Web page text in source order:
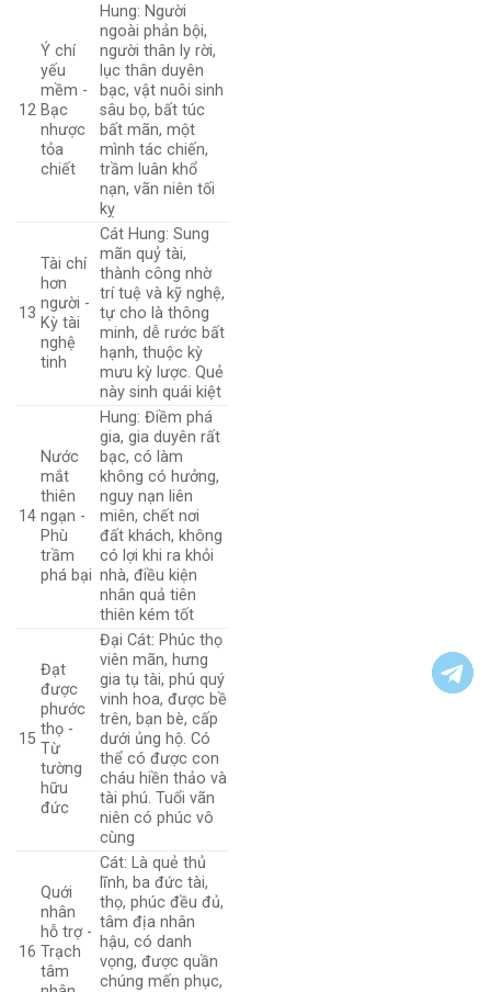
12
Ý chí
yếu
mềm -
Bạc
nhược
tỏa
chiết
Hung: Người
ngoài phản bội,
người thân ly rời,
lục thân duyên
bạc, vật nuôi sinh
sâu bọ, bất túc
bất mãn, một
mình tác chiến,
trầm luân khổ
nạn, vãn niên tối
kỵ
13
Tài chí
hơn
người -
Kỳ tài
nghệ
tinh
Cát Hung: Sung
mãn quỷ tài,
thành công nhờ
trí tuệ và kỹ nghệ,
tự cho là thông
minh, dễ rước bất
hạnh, thuộc kỳ
mưu kỳ lược. Quẻ
này sinh quái kiệt
14
Nước
mắt
thiên
ngạn -
Phù
trầm
phá bại
Hung: Điềm phá
gia, gia duyên rất
bạc, có làm
không có hưởng,
nguy nạn liên
miên, chết nơi
đất khách, không
có lợi khi ra khỏi
nhà, điều kiện
nhân quả tiên
thiên kém tốt
15
Đạt
được
phước
thọ -
Từ
tường
hữu
đức
Đại Cát: Phúc thọ
viên mãn, hưng
gia tụ tài, phú quý
vinh hoa, được bề
trên, bạn bè, cấp
dưới ủng hộ. Có
thể có được con
cháu hiền thảo và
tài phú. Tuổi vãn
niên có phúc vô
cùng
16
Quới
nhân
hỗ trợ -
Trạch
tâm
Cát: Là quẻ thủ
lĩnh, ba đức tài,
thọ, phúc đều đủ,
tâm địa nhân
hậu, có danh
vọng, được quần
chúng mến phục,